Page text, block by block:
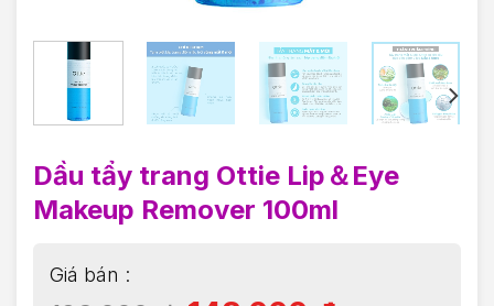
Dầu tẩy trang Ottie Lip＆Eye
Makeup Remover 100ml